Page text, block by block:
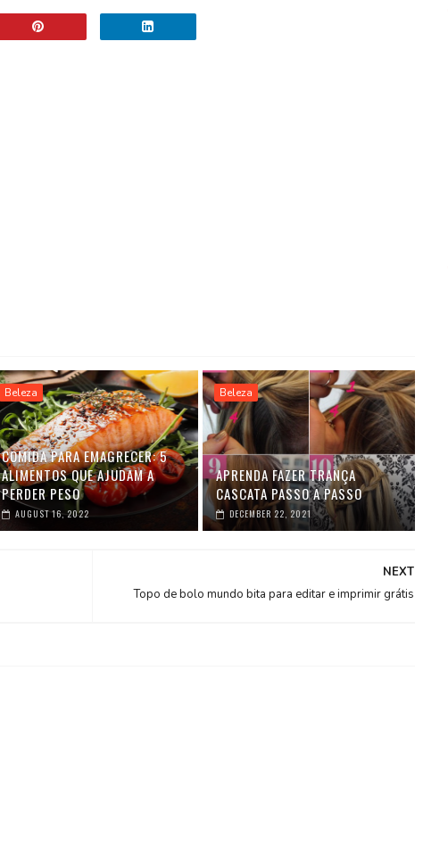
Beleza
COMIDA PARA EMAGRECER: 5
ALIMENTOS QUE AJUDAM A
PERDER PESO
AUGUST 16, 2022
Beleza
APRENDA FAZER TRANÇA
CASCATA PASSO A PASSO
DECEMBER 22, 2021
NEXT
Topo de bolo mundo bita para editar e imprimir grátis